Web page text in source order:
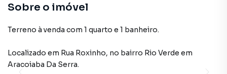
Sobre o imóvel
Terreno à venda com 1 quarto e 1 banheiro.
Localizado em Rua Roxinho, no bairro Rio Verde em
Aracoiaba Da Serra.